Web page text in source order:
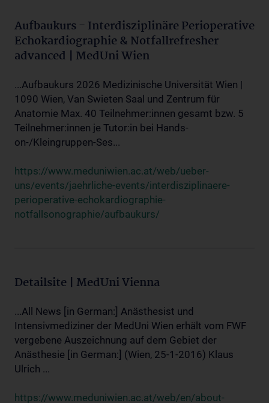
Aufbaukurs - Interdisziplinäre Perioperative
Echokardiographie & Notfallrefresher
advanced | MedUni Wien
...Aufbaukurs 2026 Medizinische Universität Wien |
1090 Wien, Van Swieten Saal und Zentrum für
Anatomie Max. 40 Teilnehmer:innen gesamt bzw. 5
Teilnehmer:innen je Tutor:in bei Hands-
on-/Kleingruppen-Ses...
https://www.meduniwien.ac.at/web/ueber-
uns/events/jaehrliche-events/interdisziplinaere-
perioperative-echokardiographie-
notfallsonographie/aufbaukurs/
Detailsite | MedUni Vienna
...All News [in German:] Anästhesist und
Intensivmediziner der MedUni Wien erhält vom FWF
vergebene Auszeichnung auf dem Gebiet der
Anästhesie [in German:] (Wien, 25-1-2016) Klaus
Ulrich ...
https://www.meduniwien.ac.at/web/en/about-